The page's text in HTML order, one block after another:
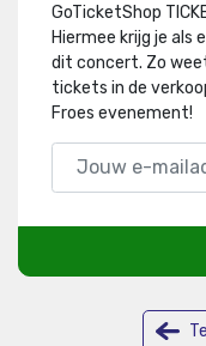
GoTicketShop
Hiermee krijg je
dit concert. Zo
tickets in de
Froes evenement!